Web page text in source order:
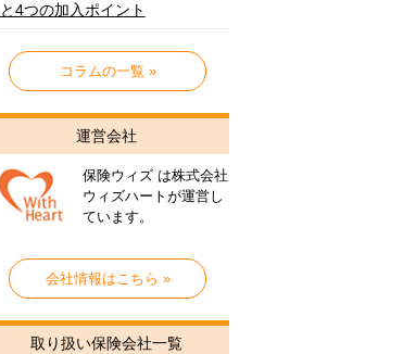
と4つの加入ポイント
コラムの一覧 »
運営会社
保険ウィズ は株式会社
ウィズハートが運営し
ています。
会社情報はこちら »
取り扱い保険会社一覧